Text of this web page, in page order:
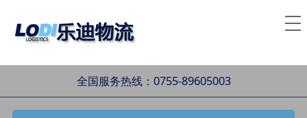
全国服务热线：0755-89605003